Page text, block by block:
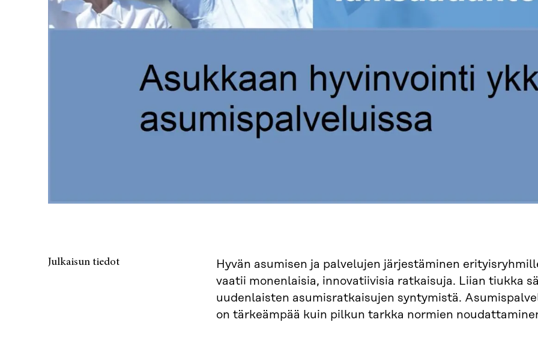
Julkaisun tiedot
Hyvän asumisen ja palvelujen järjestäminen
vaatii monenlaisia, innovatiivisia ratkaisuja. Liian tiukka
uudenlaisten asumisratkaisujen syntymistä.
on tärkeämpää kuin pilkun tarkka normien